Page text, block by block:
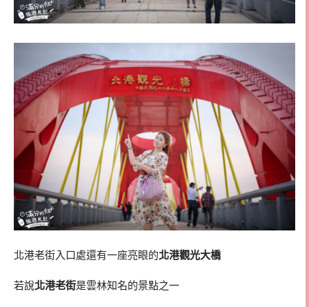
北港老街入口處還有一座亮眼的北港觀光大橋
若說北港老街是雲林知名的景點之一